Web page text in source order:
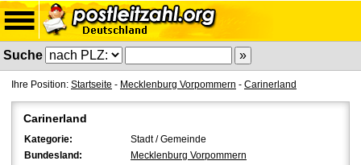
Suche
Ihre Position: Startseite - Mecklenburg Vorpommern - Carinerland
Carinerland
Kategorie:
Stadt / Gemeinde
Bundesland:
Mecklenburg Vorpommern